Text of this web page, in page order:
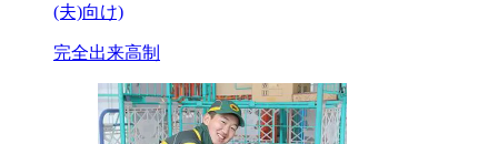
(夫)向け)
完全出来高制